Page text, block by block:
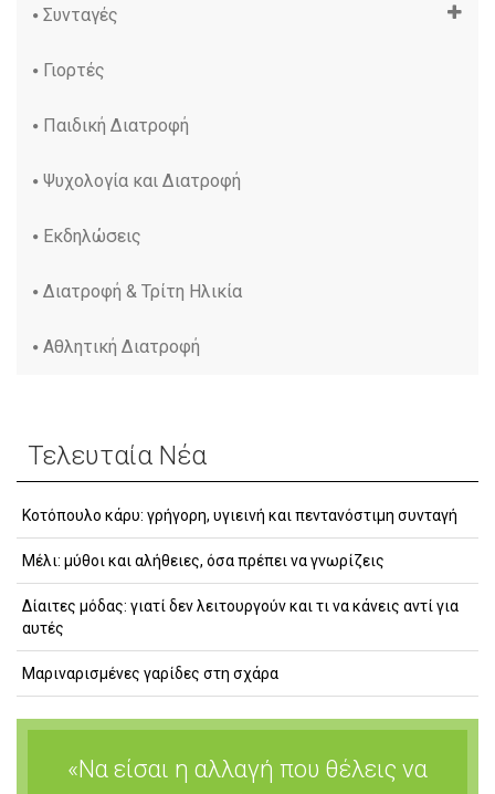
Συνταγές
Γιορτές
Παιδική Διατροφή
Ψυχολογία και Διατροφή
Εκδηλώσεις
Διατροφή & Τρίτη Ηλικία
Αθλητική Διατροφή
Τελευταία Νέα
Κοτόπουλο κάρυ: γρήγορη, υγιεινή και πεντανόστιμη συνταγή
Μέλι: μύθοι και αλήθειες, όσα πρέπει να γνωρίζεις
Δίαιτες μόδας: γιατί δεν λειτουργούν και τι να κάνεις αντί για
αυτές
Μαριναρισμένες γαρίδες στη σχάρα
«Να είσαι η αλλαγή που θέλεις να